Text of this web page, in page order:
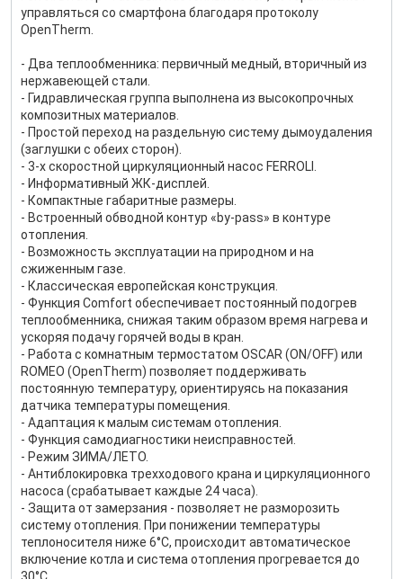
управляться со смартфона благодаря протоколу
OpenTherm.
- Два теплообменника: первичный медный, вторичный из
нержавеющей стали.
- Гидравлическая группа выполнена из высокопрочных
композитных материалов.
- Простой переход на раздельную систему дымоудаления
(заглушки с обеих сторон).
- 3-х скоростной циркуляционный насос FERROLI.
- Информативный ЖК-дисплей.
- Компактные габаритные размеры.
- Встроенный обводной контур «by-pass» в контуре
отопления.
- Возможность эксплуатации на природном и на
сжиженным газе.
- Классическая европейская конструкция.
- Функция Comfort обеспечивает постоянный подогрев
теплообменника, снижая таким образом время нагрева и
ускоряя подачу горячей воды в кран.
- Работа с комнатным термостатом OSCAR (ON/OFF) или
ROMEO (OpenTherm) позволяет поддерживать
постоянную температуру, ориентируясь на показания
датчика температуры помещения.
- Адаптация к малым системам отопления.
- Функция самодиагностики неисправностей.
- Режим ЗИМА/ЛЕТО.
- Антиблокировка трехходового крана и циркуляционного
насоса (срабатывает каждые 24 часа).
- Защита от замерзания - позволяет не разморозить
систему отопления. При понижении температуры
теплоносителя ниже 6°С, происходит автоматическое
включение котла и система отопления прогревается до